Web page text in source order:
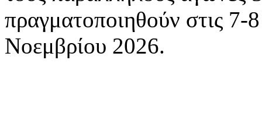
πραγματοποιηθούν στις 7-8
Νοεμβρίου 2026.